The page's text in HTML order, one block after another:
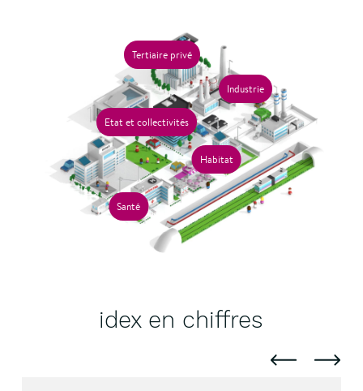
Tertiaire privé
Industrie
Etat et collectivités
Habitat
Santé
idex en chiffres